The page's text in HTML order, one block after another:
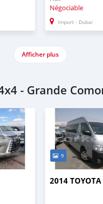
Négociable
Import - Dubai
Afficher plus
- Grande
9
2014 TOYOTA